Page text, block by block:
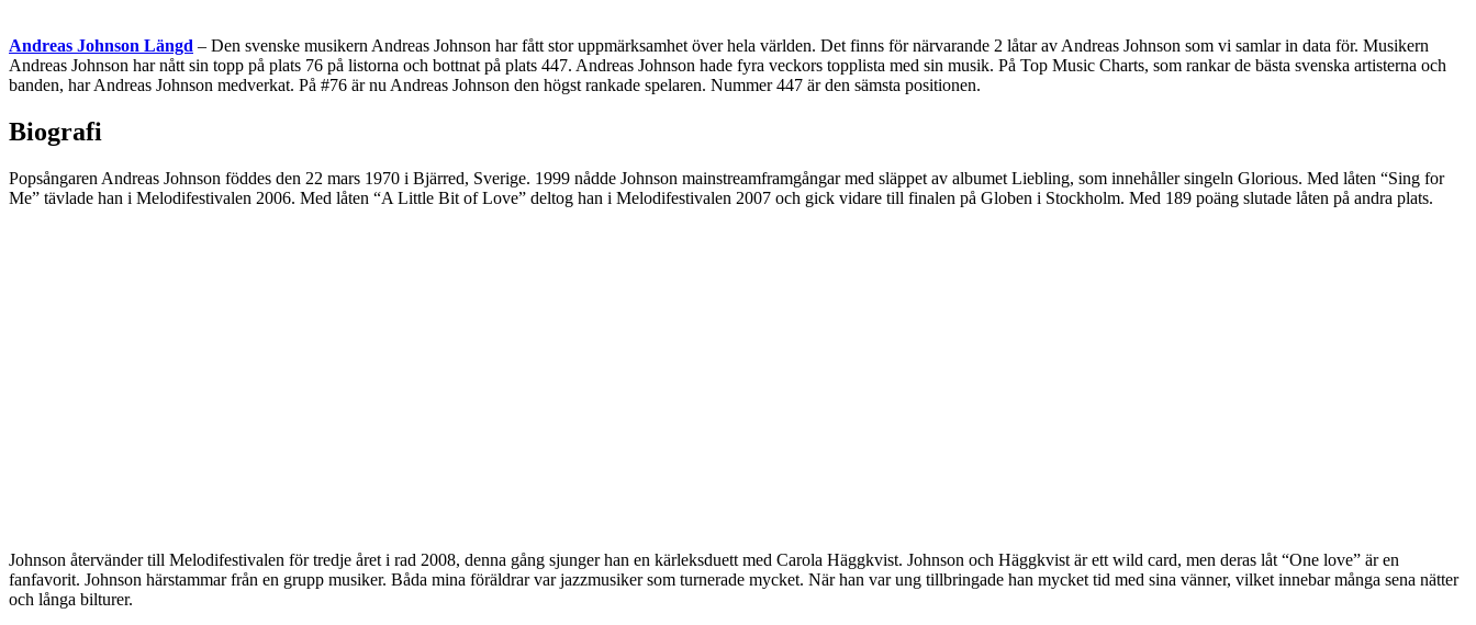
Andreas Johnson Längd – Den svenske musikern Andreas Johnson har fått stor uppmärksamhet över hela världen. Det finns för närvarande 2 låtar av Andreas Johnson som vi samlar in data för. Musikern
Andreas Johnson har nått sin topp på plats 76 på listorna och bottnat på plats 447. Andreas Johnson hade fyra veckors topplista med sin musik. På Top Music Charts, som rankar de bästa svenska artisterna och
banden, har Andreas Johnson medverkat. På #76 är nu Andreas Johnson den högst rankade spelaren. Nummer 447 är den sämsta positionen.
Biografi
Popsångaren Andreas Johnson föddes den 22 mars 1970 i Bjärred, Sverige. 1999 nådde Johnson mainstreamframgångar med släppet av albumet Liebling, som innehåller singeln Glorious. Med låten “Sing for
Me” tävlade han i Melodifestivalen 2006. Med låten “A Little Bit of Love” deltog han i Melodifestivalen 2007 och gick vidare till finalen på Globen i Stockholm. Med 189 poäng slutade låten på andra plats.
Johnson återvänder till Melodifestivalen för tredje året i rad 2008, denna gång sjunger han en kärleksduett med Carola Häggkvist. Johnson och Häggkvist är ett wild card, men deras låt “One love” är en
fanfavorit. Johnson härstammar från en grupp musiker. Båda mina föräldrar var jazzmusiker som turnerade mycket. När han var ung tillbringade han mycket tid med sina vänner, vilket innebar många sena nätter
och långa bilturer.